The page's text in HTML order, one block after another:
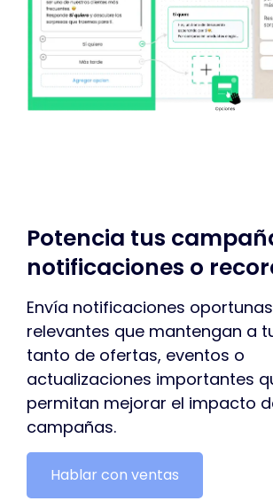
Potencia tus
notificaciones o
Envía notificaciones
relevantes que mantengan a
tanto de ofertas, eventos o
actualizaciones importantes
permitan mejorar el impacto
campañas.
Hablar con ventas